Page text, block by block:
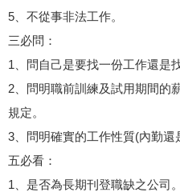
5、不從事非法工作。
三必問：
1、問自己是要找一份工作還是
2、問明職前訓練及試用期間的
規定。
3、問明確實的工作性質(內勤還
五必看：
1、是否為長期刊登職缺之公司。